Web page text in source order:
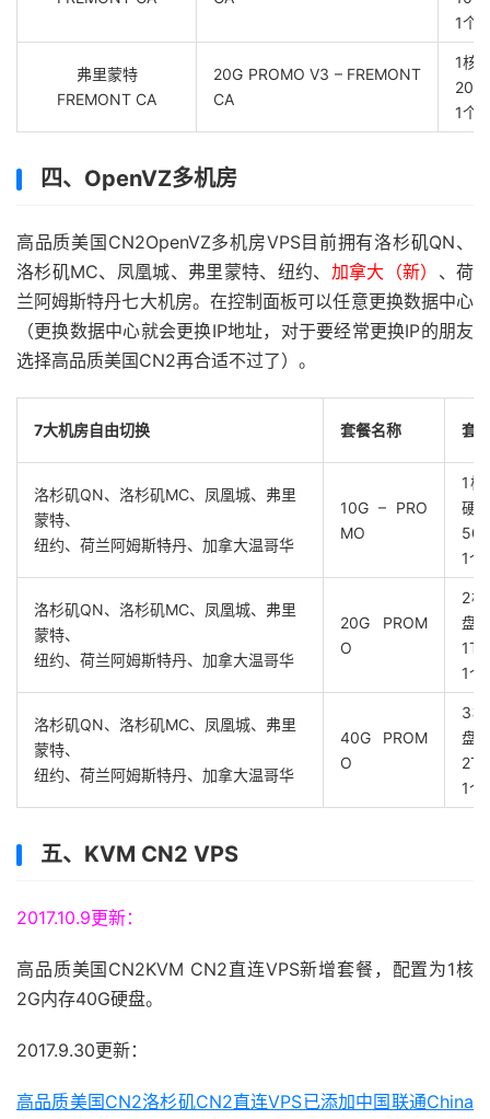
1个
弗里蒙特
FREMONT CA
20G PROMO V3 – FREMONT
CA
1核
1个
四、OpenVZ多机房
高品质美国CN2OpenVZ多机房VPS目前拥有洛杉矶QN、
洛杉矶MC、凤凰城、弗里蒙特、纽约、 加拿大（新） 、荷
兰阿姆斯特丹七大机房。在控制面板可以任意更换数据中心
（更换数据中心就会更换IP地址，对于要经常更换IP的朋友
选择高品质美国CN2再合适不过了）。
7大机房自由切换 套餐名称 套
洛杉矶QN、洛杉矶MC、凤凰城、弗里
蒙特、
纽约、荷兰阿姆斯特丹、加拿大温哥华
10G – PRO
MO
1
硬
1个
洛杉矶QN、洛杉矶MC、凤凰城、弗里
蒙特、
纽约、荷兰阿姆斯特丹、加拿大温哥华
20G PROM
O
2
盘
1T
1个
洛杉矶QN、洛杉矶MC、凤凰城、弗里
蒙特、
纽约、荷兰阿姆斯特丹、加拿大温哥华
40G PROM
O
3
盘
2T
1个
五、KVM CN2 VPS
2017.10.9更新：
高品质美国CN2KVM CN2直连VPS新增套餐，配置为1核
2G内存40G硬盘。
2017.9.30更新：
高品质美国CN2洛杉矶CN2直连VPS已添加中国联通China